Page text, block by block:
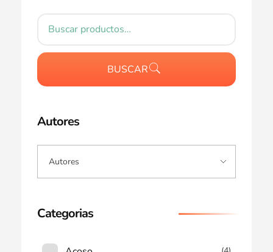
BUSCAR
Autores
Categorias